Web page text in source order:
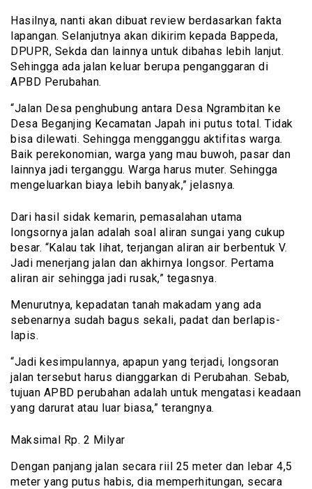
Hasilnya, nanti akan dibuat review berdasarkan fakta
lapangan. Selanjutnya akan dikirim kepada Bappeda,
DPUPR, Sekda dan lainnya untuk dibahas lebih lanjut.
Sehingga ada jalan keluar berupa penganggaran di
APBD Perubahan.
“Jalan Desa penghubung antara Desa Ngrambitan ke
Desa Beganjing Kecamatan Japah ini putus total. Tidak
bisa dilewati. Sehingga mengganggu aktifitas warga.
Baik perekonomian, warga yang mau buwoh, pasar dan
lainnya jadi terganggu. Warga harus muter. Sehingga
mengeluarkan biaya lebih banyak,” jelasnya.
Dari hasil sidak kemarin, pemasalahan utama
longsornya jalan adalah soal aliran sungai yang cukup
besar. “Kalau tak lihat, terjangan aliran air berbentuk V.
Jadi menerjang jalan dan akhirnya longsor. Pertama
aliran air sehingga jadi rusak,” tegasnya.
Menurutnya, kepadatan tanah makadam yang ada
sebenarnya sudah bagus sekali, padat dan berlapis-
lapis.
“Jadi kesimpulannya, apapun yang terjadi, longsoran
jalan tersebut harus dianggarkan di Perubahan. Sebab,
tujuan APBD perubahan adalah untuk mengatasi keadaan
yang darurat atau luar biasa,” terangnya.
Maksimal Rp. 2 Milyar
Dengan panjang jalan secara riil 25 meter dan lebar 4,5
meter yang putus habis, dia memperhitungan, secara